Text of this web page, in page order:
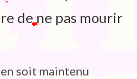
de ne pas mourir
soit maintenu